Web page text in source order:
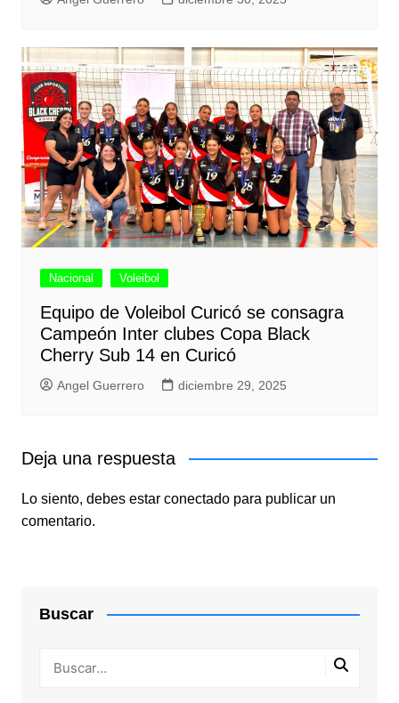
Nacional Voleibol
Equipo de Voleibol Curicó se consagra
Campeón Inter clubes Copa Black
Cherry Sub 14 en Curicó
Angel Guerrero diciembre 29, 2025
Deja una respuesta
Lo siento, debes estar conectadopara publicar un
comentario.
Buscar